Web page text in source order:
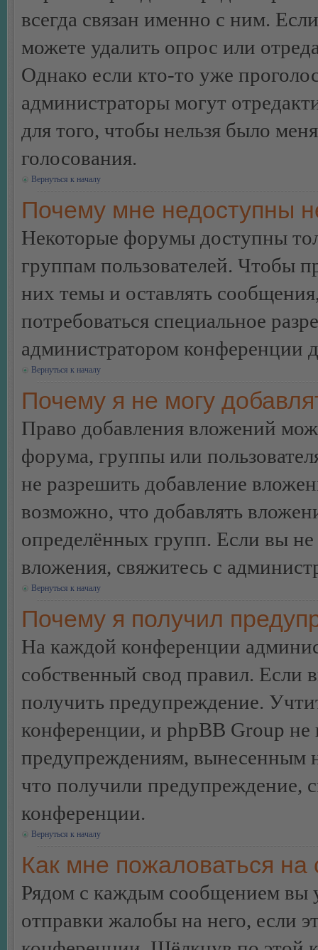
всегда связан именно с ним.
можете удалить опрос или
Однако если кто-то уже
администраторы могут
для того, чтобы нельзя было
голосования.
Вернуться к началу
Почему мне недоступны
Некоторые форумы доступны
группам пользователей. Чтобы
них темы и оставлять
потребоваться специальное
администратором конференции
Вернуться к началу
Почему я не могу
Право добавления вложений
форума, группы или
не разрешить добавление
возможно, что добавлять
определённых групп. Если вы не
вложения, свяжитесь с
Вернуться к началу
Почему я получил
На каждой конференции
собственный свод правил.
получить предупреждение.
конференции, и phpBB Group не
предупреждениям, вынесенным
что получили предупреждение,
конференции.
Вернуться к началу
Как мне пожаловаться
Рядом с каждым сообщением вы
отправки жалобы на него, если